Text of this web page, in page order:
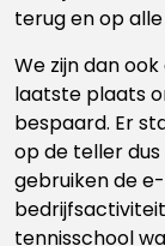
terug en op
We zijn dan
laatste plaats
bespaard. Er
op de teller
gebruiken de
tennisschool